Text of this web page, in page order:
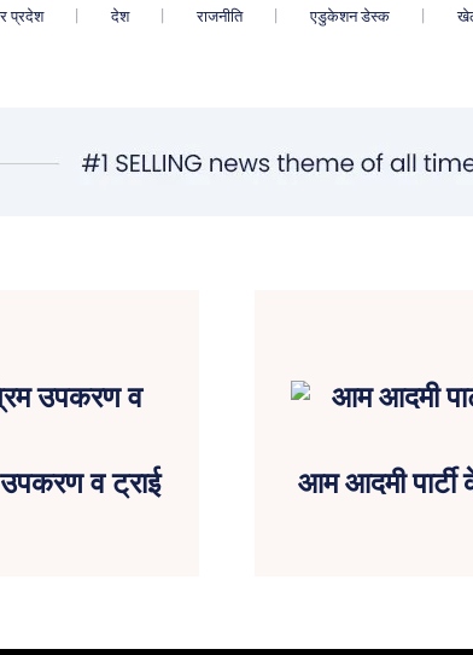
प्रदेश देश राजनीति एडुकेशन डेस्क
उपकरण व ट्राई
आम आदमी पार्टी